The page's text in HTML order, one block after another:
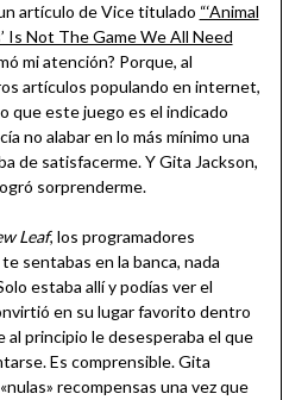
artículo de Vice titulado “‘Animal
Is Not The Game We All Need
mi atención? Porque, al
artículos populando en internet,
que este juego es el indicado
no alabar en lo más mínimo una
de satisfacerme. Y Gita Jackson,
sorprenderme.
Leaf, los programadores
sentabas en la banca, nada
estaba allí y podías ver el
en su lugar favorito dentro
al principio le desesperaba el que
Es comprensible. Gita
recompensas una vez que